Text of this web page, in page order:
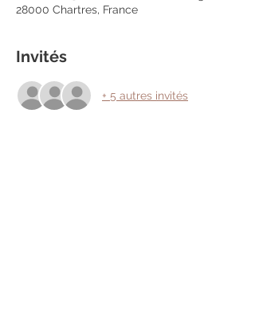
28000 Chartres, France
Invités
+ 5 autres invités